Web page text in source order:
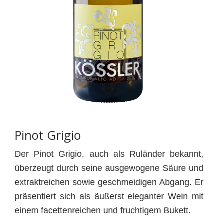
Pinot Grigio
Der Pinot Grigio, auch als Ruländer bekannt,
überzeugt durch seine ausgewogene Säure und
extraktreichen sowie geschmeidigen Abgang. Er
präsentiert sich als äußerst eleganter Wein mit
einem facettenreichen und fruchtigem Bukett.